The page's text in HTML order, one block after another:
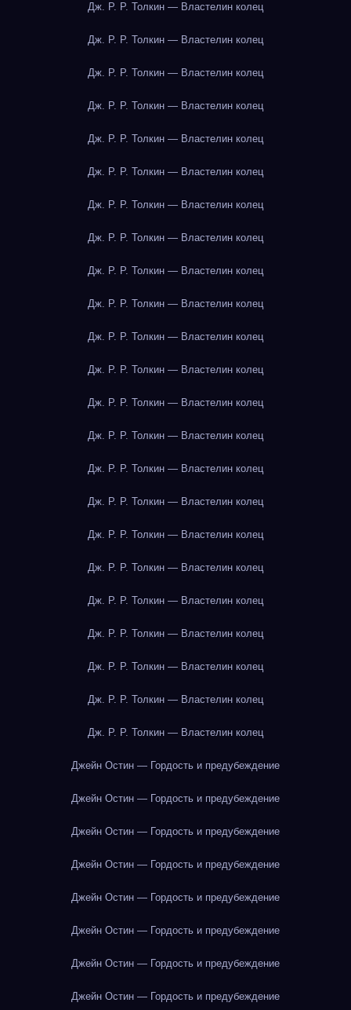
Дж. Р. Р. Толкин — Властелин колец
Дж. Р. Р. Толкин — Властелин колец
Дж. Р. Р. Толкин — Властелин колец
Дж. Р. Р. Толкин — Властелин колец
Дж. Р. Р. Толкин — Властелин колец
Дж. Р. Р. Толкин — Властелин колец
Дж. Р. Р. Толкин — Властелин колец
Дж. Р. Р. Толкин — Властелин колец
Дж. Р. Р. Толкин — Властелин колец
Дж. Р. Р. Толкин — Властелин колец
Дж. Р. Р. Толкин — Властелин колец
Дж. Р. Р. Толкин — Властелин колец
Дж. Р. Р. Толкин — Властелин колец
Дж. Р. Р. Толкин — Властелин колец
Дж. Р. Р. Толкин — Властелин колец
Дж. Р. Р. Толкин — Властелин колец
Дж. Р. Р. Толкин — Властелин колец
Дж. Р. Р. Толкин — Властелин колец
Дж. Р. Р. Толкин — Властелин колец
Дж. Р. Р. Толкин — Властелин колец
Дж. Р. Р. Толкин — Властелин колец
Дж. Р. Р. Толкин — Властелин колец
Дж. Р. Р. Толкин — Властелин колец
Джейн Остин — Гордость и предубеждение
Джейн Остин — Гордость и предубеждение
Джейн Остин — Гордость и предубеждение
Джейн Остин — Гордость и предубеждение
Джейн Остин — Гордость и предубеждение
Джейн Остин — Гордость и предубеждение
Джейн Остин — Гордость и предубеждение
Джейн Остин — Гордость и предубеждение